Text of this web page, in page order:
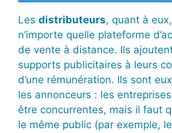
Les distributeurs, quant à
n’importe quelle plateforme
de vente à distance. Ils
supports publicitaires à leurs
d’une rémunération. Ils sont
les annonceurs : les
être concurrentes, mais il faut
le même public (par exemple,